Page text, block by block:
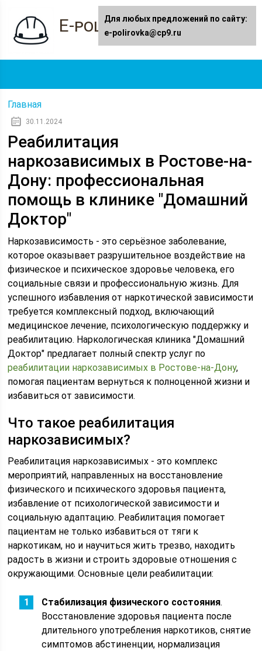
E-polirovka.ru
Главная
30.11.2024
Реабилитация
наркозависимых в Ростове-на-
Дону: профессиональная
помощь в клинике "Домашний
Доктор"
Наркозависимость - это серьёзное заболевание,
которое оказывает разрушительное воздействие на
физическое и психическое здоровье человека, его
социальные связи и профессиональную жизнь. Для
успешного избавления от наркотической зависимости
требуется комплексный подход, включающий
медицинское лечение, психологическую поддержку и
реабилитацию. Наркологическая клиника "Домашний
Доктор" предлагает полный спектр услуг по
реабилитации наркозависимых в Ростове-на-Дону,
помогая пациентам вернуться к полноценной жизни и
избавиться от зависимости.
Что такое реабилитация
наркозависимых?
Реабилитация наркозависимых - это комплекс
мероприятий, направленных на восстановление
физического и психического здоровья пациента,
избавление от психологической зависимости и
социальную адаптацию. Реабилитация помогает
пациентам не только избавиться от тяги к
наркотикам, но и научиться жить трезво, находить
радость в жизни и строить здоровые отношения с
окружающими. Основные цели реабилитации:
Стабилизация физического состояния.
Восстановление здоровья пациента после
длительного употребления наркотиков, снятие
симптомов абстиненции, нормализация
Для любых предложений по сайту:
e-polirovka@cp9.ru